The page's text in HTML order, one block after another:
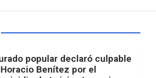
popular declaró culpable
Benítez por el